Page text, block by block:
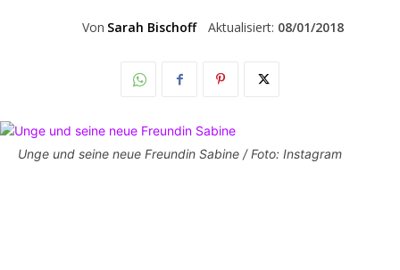
Von Sarah Bischoff Aktualisiert: 08/01/2018
Unge und seine neue Freundin Sabine / Foto: Instagram